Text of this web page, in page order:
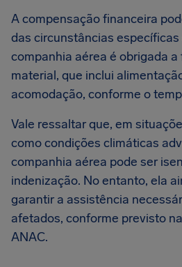
A compensação financeira
das circunstâncias específicas
companhia aérea é obrigada
material, que inclui
acomodação, conforme o
Vale ressaltar que, em
como condições climáticas
companhia aérea pode ser
indenização. No entanto, ela
garantir a assistência
afetados, conforme previsto
ANAC.